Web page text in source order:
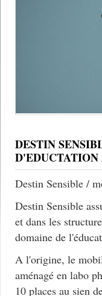
DESTIN
Destin Sensible /
Destin Sensible
et dans les
domaine de
A l'origine, le
aménagé en labo
10 places au sien